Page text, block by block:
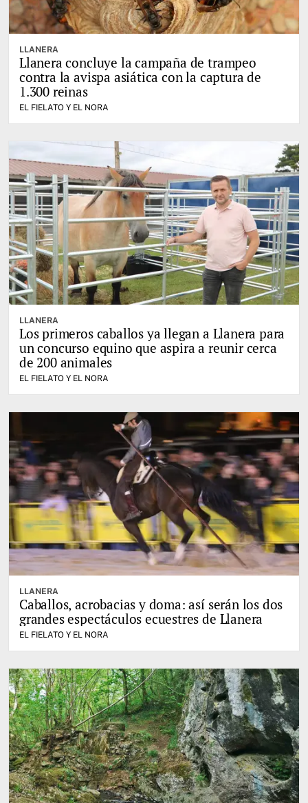
LLANERA
Llanera concluye la campaña de trampeo
contra la avispa asiática con la captura de
1.300 reinas
EL FIELATO Y EL NORA
LLANERA
Los primeros caballos ya llegan a Llanera para
un concurso equino que aspira a reunir cerca
de 200 animales
EL FIELATO Y EL NORA
LLANERA
Caballos, acrobacias y doma: así serán los dos
grandes espectáculos ecuestres de Llanera
EL FIELATO Y EL NORA